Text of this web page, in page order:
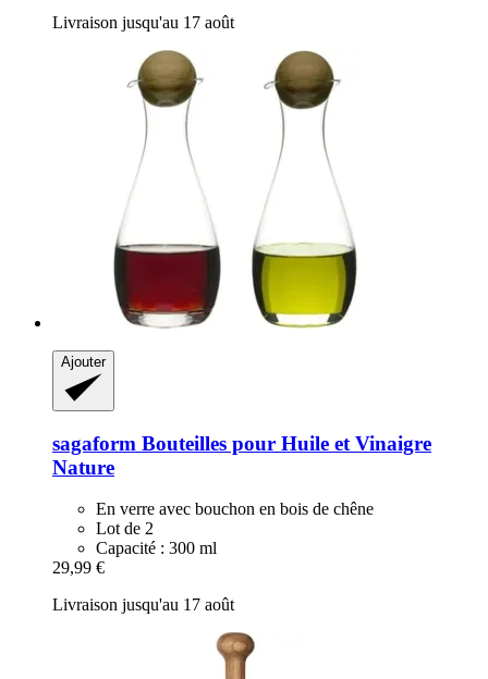
Livraison jusqu'au 17 août
Ajouter
sagaform Bouteilles pour Huile et Vinaigre
Nature
En verre avec bouchon en bois de chêne
Lot de 2
Capacité : 300 ml
29,99 €
Livraison jusqu'au 17 août